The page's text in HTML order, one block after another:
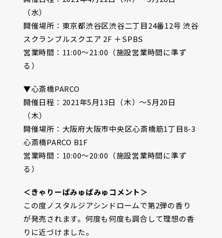
（水）
開催場所：東京都渋谷区渋谷二丁目24番12号 渋谷
スクランブルスクエア 2F ＋SPBS
営業時間：11:00〜21:00（施設営業時間に準ず
る）
▼心斎橋PARCO
開催日程：2021年5月13日（木）〜5月20日
（木）
開催場所：大阪府大阪市中央区心斎橋筋1丁目8-3
心斎橋PARCO B1F
営業時間：10:00～20:00（施設営業時間に準ず
る）
＜きゃりーぱみゅぱみゅコメント＞
この度ノスタルジアシンドロームで第2弾の香り
が発売されます。何度も何度も調合して理想の香
りに近づけました。